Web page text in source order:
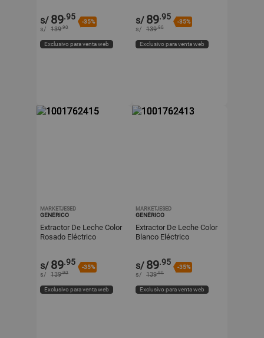
s/ 89.95
-35%
s/ 139.90
Exclusivo para venta web
s/ 89.95
-35%
s/ 139.90
Exclusivo para venta web
MARKETJESED
GENÉRICO
Extractor De Leche Color
Rosado Eléctrico
s/ 89.95
-35%
s/ 139.90
Exclusivo para venta web
MARKETJESED
GENÉRICO
Extractor De Leche Color
Blanco Eléctrico
s/ 89.95
-35%
s/ 139.90
Exclusivo para venta web